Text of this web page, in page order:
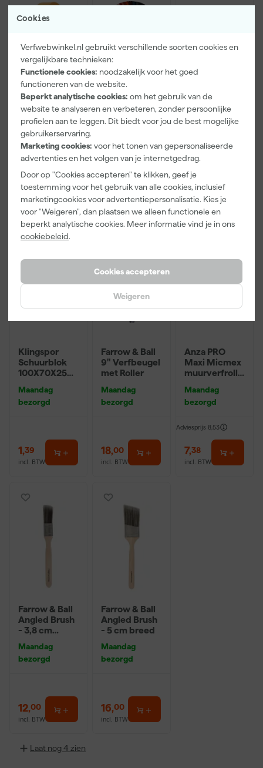
Cookies
Verfwebwinkel.nl gebruikt verschillende soorten cookies en
vergelijkbare technieken:
Functionele cookies: noodzakelijk voor het goed
functioneren van de website.
Beperkt analytische cookies: om het gebruik van de
website te analyseren en verbeteren, zonder persoonlijke
profielen aan te leggen. Dit biedt voor jou de best mogelijke
gebruikerservaring.
Marketing cookies: voor het tonen van gepersonaliseerde
advertenties en het volgen van je internetgedrag.
Door op "Cookies accepteren" te klikken, geef je
toestemming voor het gebruik van alle cookies, inclusief
marketingcookies voor advertentiepersonalisatie. Kies je
voor "Weigeren", dan plaatsen we alleen functionele en
beperkt analytische cookies. Meer informatie vind je in ons
cookiebeleid.
Cookies accepteren
Weigeren
Paintura
Lucamax
Washi tape -
50mx24mm
Maandag
bezorgd
3,99
incl. BTW
Farrow & Ball
F&B
Kleurenwaaie
r
bezorgd
22,00
incl. BTW
Go!Paint Roll
And Go
Verfemmer -
18cm Roller -
Inzetemmers
en deksel
bezorgd
10 ,99
incl. BTW
Klingspor
Schuurblok
100X70X25m
P220
Maandag
bezorgd
1,39
incl. BTW
Farrow & Ball
9" Verfbeugel
met Roller
Maandag
bezorgd
18,00
incl. BTW
Anza PRO
Maxi Micmex
muurverfrolle
Maandag
bezorgd
Adviesprijs 8,53
7,38
incl. BTW
Farrow & Ball
Angled Brush
- 3,8 cm
Maandag
bezorgd
12,00
incl. BTW
Farrow & Ball
Angled Brush
- 5 cm breed
Maandag
bezorgd
16,00
incl. BTW
Laat nog 4 zien